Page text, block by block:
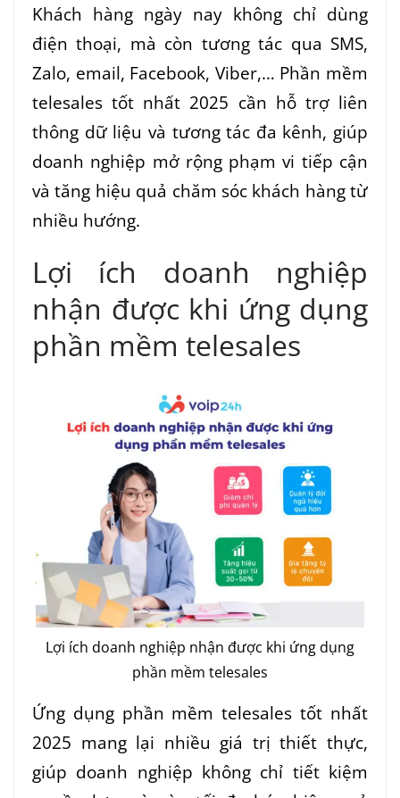
Khách hàng ngày nay không chỉ dùng
điện thoại, mà còn tương tác qua SMS,
Zalo, email, Facebook, Viber,… Phần mềm
telesales tốt nhất 2025 cần hỗ trợ liên
thông dữ liệu và tương tác đa kênh, giúp
doanh nghiệp mở rộng phạm vi tiếp cận
và tăng hiệu quả chăm sóc khách hàng từ
nhiều hướng.
Lợi ích doanh nghiệp
nhận được khi ứng dụng
phần mềm telesales
Lợi ích doanh nghiệp nhận được khi ứng dụng
phần mềm telesales
Ứng dụng phần mềm telesales tốt nhất
2025 mang lại nhiều giá trị thiết thực,
giúp doanh nghiệp không chỉ tiết kiệm